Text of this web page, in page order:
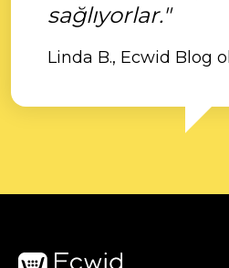
sağlıyorlar."
Linda B., Ecwid Blog